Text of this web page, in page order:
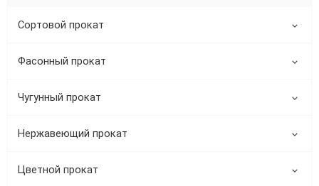
Сортовой прокат
Фасонный прокат
Чугунный прокат
Нержавеющий прокат
Цветной прокат